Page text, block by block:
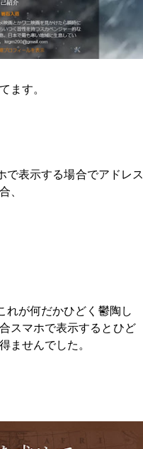
ます。
表示する場合でアドレス
、
れが何だかひどく鬱陶し
スマホで表示するとひど
ませんでした。